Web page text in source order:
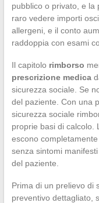
pubblico o privato, e la
raro vedere importi
allergeni, e il conto
raddoppia con esami
Il capitolo rimborso
prescrizione medica
sicurezza sociale. Se
del paziente. Con una
sicurezza sociale
proprie basi di calcolo.
escono
senza sintomi
del paziente.
Prima di un prelievo di
preventivo dettagliato,